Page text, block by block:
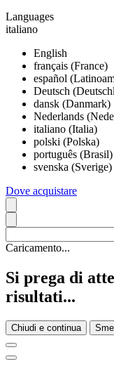
Languages
italiano
English
français (France)
español
Deutsch
dansk (Danmark)
Nederlands
italiano (Italia)
polski (Polska)
português (Brasil)
svenska (Sverige)
Dove acquistare
Caricamento...
Si prega di
risultati...
Chiudi e continua